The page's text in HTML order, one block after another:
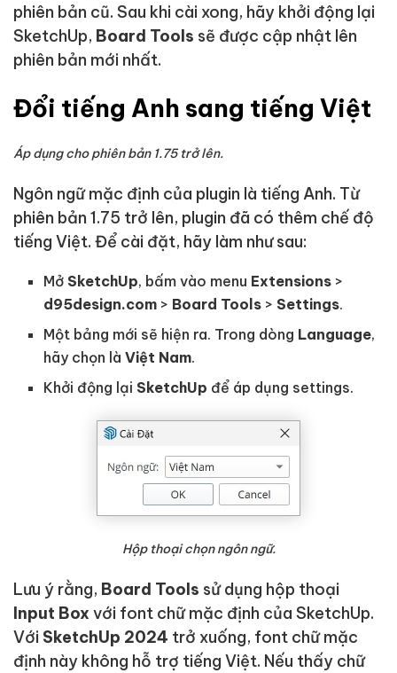
phiên bản cũ. Sau khi cài xong, hãy khởi động lại
SketchUp, Board Tools sẽ được cập nhật lên
phiên bản mới nhất.
Đổi tiếng Anh sang tiếng Việt
Áp dụng cho phiên bản 1.75 trở lên.
Ngôn ngữ mặc định của plugin là tiếng Anh. Từ
phiên bản 1.75 trở lên, plugin đã có thêm chế độ
tiếng Việt. Để cài đặt, hãy làm như sau:
Mở SketchUp, bấm vào menu Extensions >
d95design.com > Board Tools > Settings.
Một bảng mới sẽ hiện ra. Trong dòng Language,
hãy chọn làViệt Nam.
Khởi động lại SketchUp để áp dụng settings.
Hộp thoại chọn ngôn ngữ.
Lưu ý rằng, Board Tools sử dụng hộp thoại
Input Box với font chữ mặc định của SketchUp.
Với SketchUp 2024 trở xuống, font chữ mặc
định này không hỗ trợ tiếng Việt. Nếu thấy chữ